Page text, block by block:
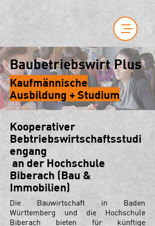
Baubetriebswirt Plus
Kaufmännische
Ausbildung + Studium
Kooperativer
Bebtriebswirtschaftsstudi
engang
an der Hochschule
Biberach (Bau &
Immobilien)
Die Bauwirtschaft in Baden
Württemberg und die Hochschule
Biberach bieten für künftige